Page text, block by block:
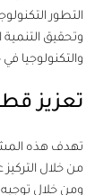
التطور
وتحقيق التنمية
والتكنولوجيا في
تعزيز
تهدف هذه المشاريع
من خلال التركيز على
ومن خلال توجيه